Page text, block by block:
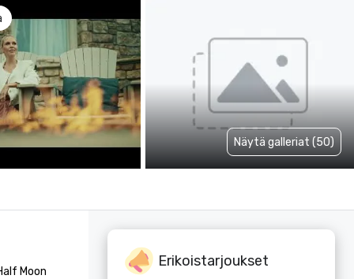
Näytä galleriat (50)
Moon
Erikoistarjoukset